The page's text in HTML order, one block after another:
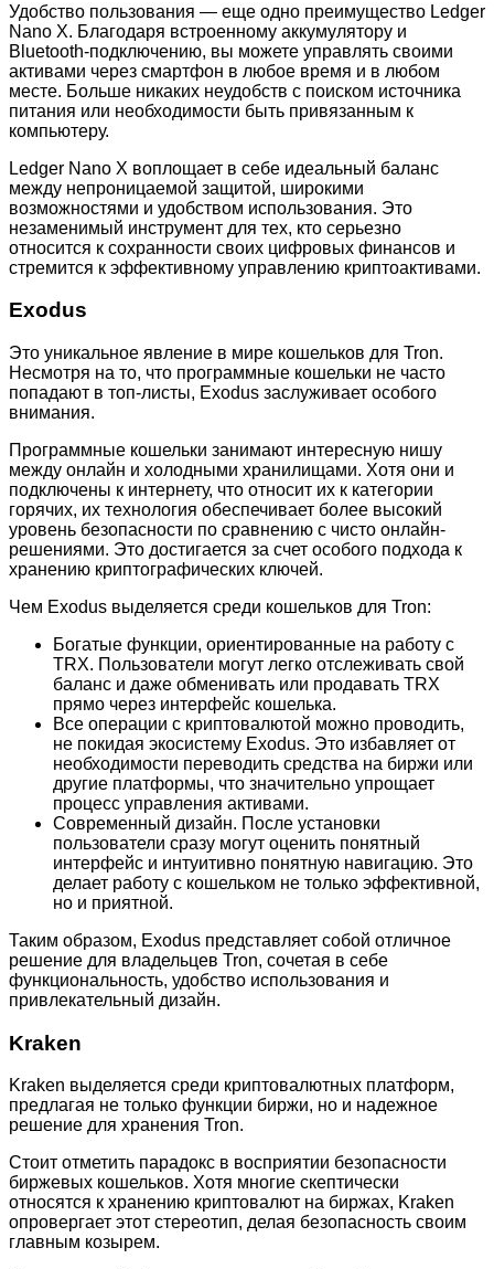
Удобство пользования — еще одно преимущество Ledger
Nano X. Благодаря встроенному аккумулятору и
Bluetooth-подключению, вы можете управлять своими
активами через смартфон в любое время и в любом
месте. Больше никаких неудобств с поиском источника
питания или необходимости быть привязанным к
компьютеру.
Ledger Nano X воплощает в себе идеальный баланс
между непроницаемой защитой, широкими
возможностями и удобством использования. Это
незаменимый инструмент для тех, кто серьезно
относится к сохранности своих цифровых финансов и
стремится к эффективному управлению криптоактивами.
Exodus
Это уникальное явление в мире кошельков для Tron.
Несмотря на то, что программные кошельки не часто
попадают в топ-листы, Exodus заслуживает особого
внимания.
Программные кошельки занимают интересную нишу
между онлайн и холодными хранилищами. Хотя они и
подключены к интернету, что относит их к категории
горячих, их технология обеспечивает более высокий
уровень безопасности по сравнению с чисто онлайн-
решениями. Это достигается за счет особого подхода к
хранению криптографических ключей.
Чем Exodus выделяется среди кошельков для Tron:
Богатые функции, ориентированные на работу с
TRX. Пользователи могут легко отслеживать свой
баланс и даже обменивать или продавать TRX
прямо через интерфейс кошелька.
Все операции с криптовалютой можно проводить,
не покидая экосистему Exodus. Это избавляет от
необходимости переводить средства на биржи или
другие платформы, что значительно упрощает
процесс управления активами.
Современный дизайн. После установки
пользователи сразу могут оценить понятный
интерфейс и интуитивно понятную навигацию. Это
делает работу с кошельком не только эффективной,
но и приятной.
Таким образом, Exodus представляет собой отличное
решение для владельцев Tron, сочетая в себе
функциональность, удобство использования и
привлекательный дизайн.
Kraken
Kraken выделяется среди криптовалютных платформ,
предлагая не только функции биржи, но и надежное
решение для хранения Tron.
Стоит отметить парадокс в восприятии безопасности
биржевых кошельков. Хотя многие скептически
относятся к хранению криптовалют на биржах, Kraken
опровергает этот стереотип, делая безопасность своим
главным козырем.